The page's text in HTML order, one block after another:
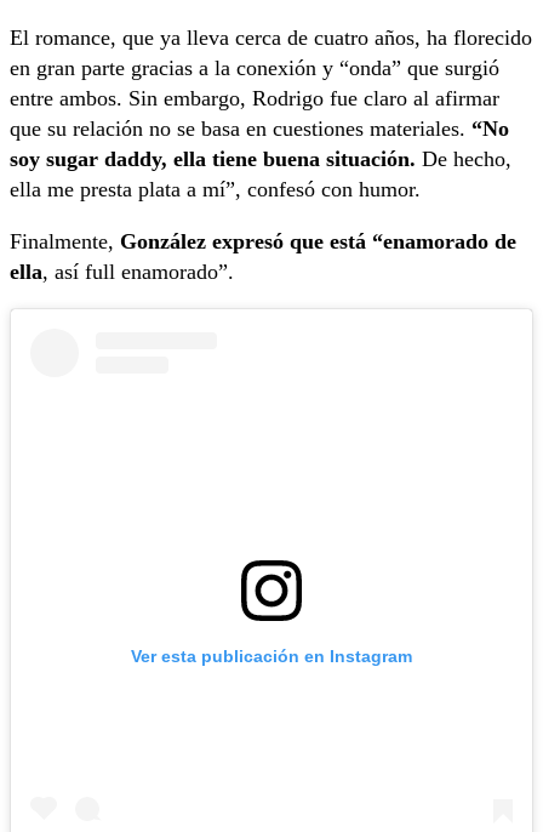
El romance, que ya lleva cerca de cuatro años, ha florecido
en gran parte gracias a la conexión y “onda” que surgió
entre ambos. Sin embargo, Rodrigo fue claro al afirmar
que su relación no se basa en cuestiones materiales. “No
soy sugar daddy, ella tiene buena situación. De hecho,
ella me presta plata a mí”, confesó con humor.
Finalmente, González expresó que está “enamorado de
ella, así full enamorado”.
Ver esta publicación en Instagram